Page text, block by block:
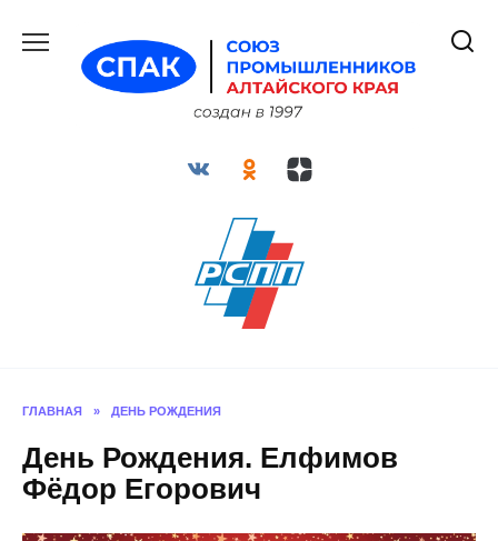
содержанию
ГЛАВНАЯ » ДЕНЬ РОЖДЕНИЯ
День Рождения. Елфимов
Фёдор Егорович